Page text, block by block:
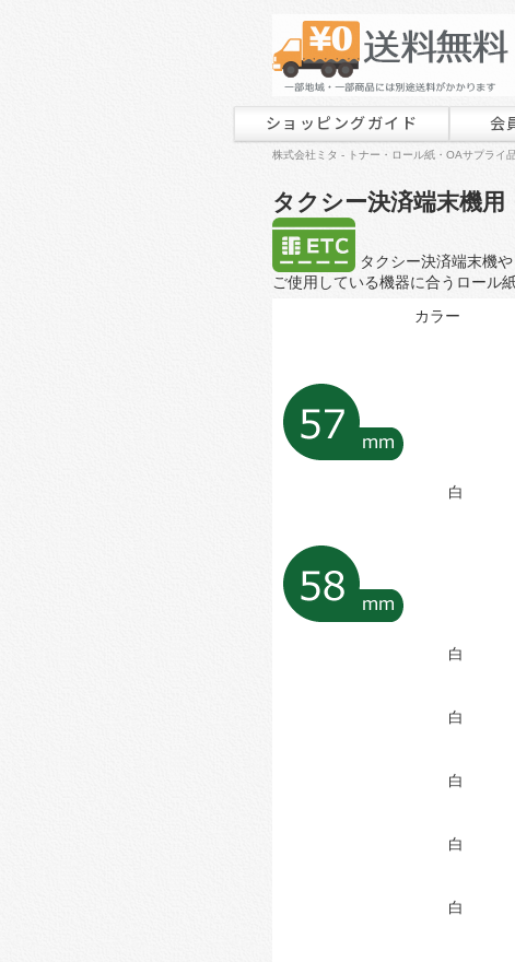
ショッピングガイド 会
株式会社ミタ - トナー・ロール紙・OAサプライ
タクシー決済端末機
タクシー決済端末機
ご使用している機器に合うロール
カラー
白
白
白
白
白
白